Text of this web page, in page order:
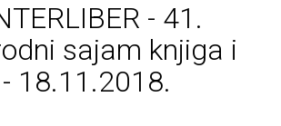
- 41.
sajam knjiga i
18.11.2018.